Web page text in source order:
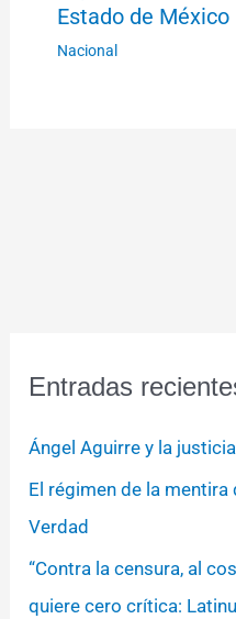
Estado de México
Nacional
Entradas
Ángel Aguirre y la
El régimen de la
Verdad
“Contra la censura, al
quiere cero crítica: